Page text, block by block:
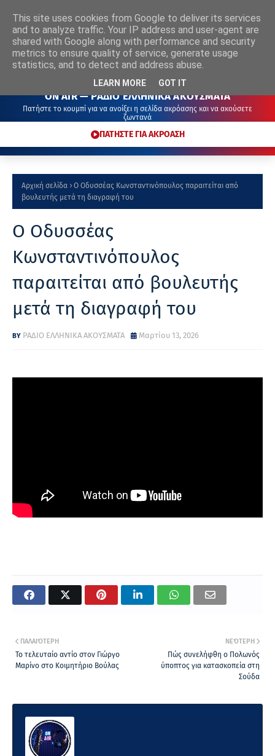
ΡΑΔΙΟ
ΕΛΛΗΝΙΚΑ ΑΚΟΥΣΜΑΤΑ
ON AIR — ΡΑΔΙΟ ΕΛΛΗΝΙΚΑ ΑΚΟΥΣΜΑΤΑ
Πατήστε το κουμπί για να ανοίξει η σελίδα ακρόασης και να ακούσετε
ζωντανά
ΠΑΤΗΣΤΕ ΓΙΑ ΑΚΡΟΑΣΗ
Αρχική σελίδα
Ο Οδυσσέας Κωνσταντινόπουλος παραιτείται από
βουλευτής μετά τη διαγραφή του
Ο Οδυσσέας
Κωνσταντινόπουλος
παραιτείται από βουλευτής
μετά τη διαγραφή του
ΡΑΔΙΟ ΕΛΛΗΝΙΚΑ ΑΚΟΥΣΜΑΤΑ Μαρτίου 13, 2026
ΝΕΌΤΕΡΗ
Πώς συνελήφθη ο Πολωνός
ύποπτος για κατασκοπεία στη
Σούδα
ΠΑΛΑΙΌΤΕΡΗ
Το τελευταίο αντίο στον Γιώργο
Μαρίνο στο Κοιμητήριο Βούλας
This site uses cookies from Google to deliver its services
and to analyze traffic. Your IP address and user-agent are
shared with Google along with performance and security
metrics to ensure quality of service, generate usage
statistics, and to detect and address abuse.
LEARN MORE GOT IT